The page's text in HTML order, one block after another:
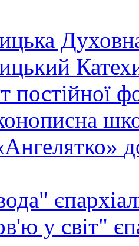
постійної
у світ"